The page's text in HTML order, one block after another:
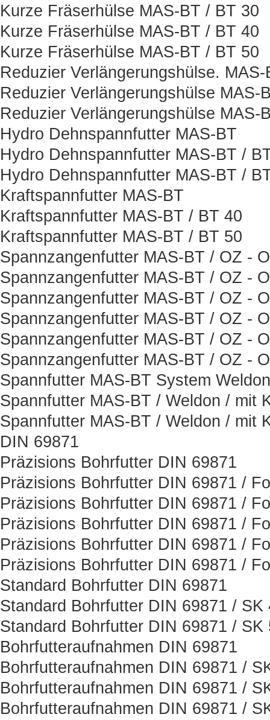
Kurze Fräserhülse MAS-BT / BT 30
Kurze Fräserhülse MAS-BT / BT 40
Kurze Fräserhülse MAS-BT / BT 50
Reduzier Verlängerungshülse. MAS-
Reduzier Verlängerungshülse MAS-
Reduzier Verlängerungshülse MAS-
Hydro Dehnspannfutter MAS-BT
Hydro Dehnspannfutter MAS-BT /
Hydro Dehnspannfutter MAS-BT /
Kraftspannfutter MAS-BT
Kraftspannfutter MAS-BT / BT 40
Kraftspannfutter MAS-BT / BT 50
Spannzangenfutter MAS-BT / OZ -
Spannzangenfutter MAS-BT / OZ -
Spannzangenfutter MAS-BT / OZ -
Spannzangenfutter MAS-BT / OZ -
Spannzangenfutter MAS-BT / OZ -
Spannzangenfutter MAS-BT / OZ -
Spannfutter MAS-BT System
Spannfutter MAS-BT / Weldon / mit
Spannfutter MAS-BT / Weldon / mit
DIN 69871
Präzisions Bohrfutter DIN 69871
Präzisions Bohrfutter DIN 69871 /
Präzisions Bohrfutter DIN 69871 /
Präzisions Bohrfutter DIN 69871 /
Präzisions Bohrfutter DIN 69871 /
Präzisions Bohrfutter DIN 69871 /
Standard Bohrfutter DIN 69871
Standard Bohrfutter DIN 69871 / SK
Standard Bohrfutter DIN 69871 / SK
Bohrfutteraufnahmen DIN 69871
Bohrfutteraufnahmen DIN 69871 /
Bohrfutteraufnahmen DIN 69871 /
Bohrfutteraufnahmen DIN 69871 /